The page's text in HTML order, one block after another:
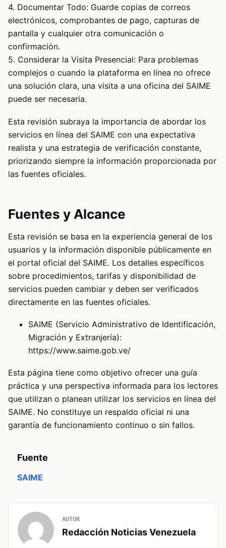
4. Documentar Todo: Guarde copias de correos
electrónicos, comprobantes de pago, capturas de
pantalla y cualquier otra comunicación o
confirmación.
5. Considerar la Visita Presencial: Para problemas
complejos o cuando la plataforma en línea no ofrece
una solución clara, una visita a una oficina del SAIME
puede ser necesaria.
Esta revisión subraya la importancia de abordar los
servicios en línea del SAIME con una expectativa
realista y una estrategia de verificación constante,
priorizando siempre la información proporcionada por
las fuentes oficiales.
Fuentes y Alcance
Esta revisión se basa en la experiencia general de los
usuarios y la información disponible públicamente en
el portal oficial del SAIME. Los detalles específicos
sobre procedimientos, tarifas y disponibilidad de
servicios pueden cambiar y deben ser verificados
directamente en las fuentes oficiales.
SAIME (Servicio Administrativo de Identificación,
Migración y Extranjería):
https://www.saime.gob.ve/
Esta página tiene como objetivo ofrecer una guía
práctica y una perspectiva informada para los lectores
que utilizan o planean utilizar los servicios en línea del
SAIME. No constituye un respaldo oficial ni una
garantía de funcionamiento continuo o sin fallos.
Fuente
SAIME
AUTOR
Redacción Noticias Venezuela